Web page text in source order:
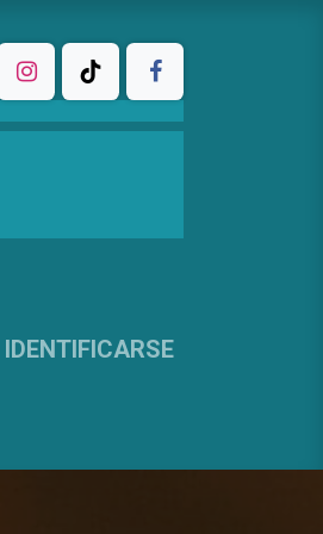
IDENTIFICARSE